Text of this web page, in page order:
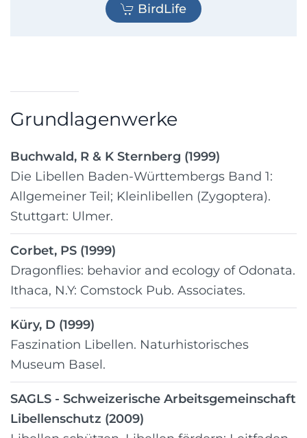
BirdLife
Grundlagenwerke
Buchwald, R & K Sternberg (1999)
Die Libellen Baden-Württembergs Band 1:
Allgemeiner Teil; Kleinlibellen (Zygoptera).
Stuttgart: Ulmer.
Corbet, PS (1999)
Dragonflies: behavior and ecology of Odonata.
Ithaca, N.Y: Comstock Pub. Associates.
Küry, D (1999)
Faszination Libellen. Naturhistorisches
Museum Basel.
SAGLS - Schweizerische Arbeitsgemeinschaft
Libellenschutz (2009)